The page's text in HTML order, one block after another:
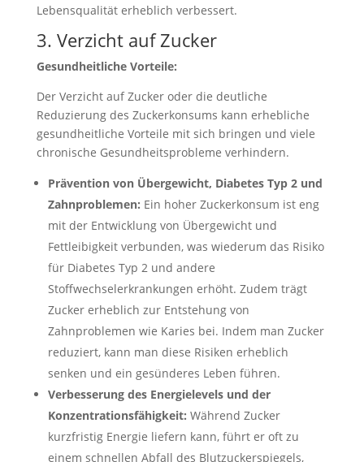
Lebensqualität erheblich verbessert.
3. Verzicht auf Zucker
Gesundheitliche Vorteile:
Der Verzicht auf Zucker oder die deutliche
Reduzierung des Zuckerkonsums kann erhebliche
gesundheitliche Vorteile mit sich bringen und viele
chronische Gesundheitsprobleme verhindern.
Prävention von Übergewicht, Diabetes Typ 2 und
Zahnproblemen: Ein hoher Zuckerkonsum ist eng
mit der Entwicklung von Übergewicht und
Fettleibigkeit verbunden, was wiederum das Risiko
für Diabetes Typ 2 und andere
Stoffwechselerkrankungen erhöht. Zudem trägt
Zucker erheblich zur Entstehung von
Zahnproblemen wie Karies bei. Indem man Zucker
reduziert, kann man diese Risiken erheblich
senken und ein gesünderes Leben führen.
Verbesserung des Energielevels und der
Konzentrationsfähigkeit: Während Zucker
kurzfristig Energie liefern kann, führt er oft zu
einem schnellen Abfall des Blutzuckerspiegels,